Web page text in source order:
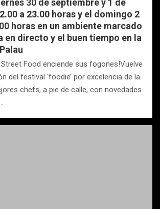
30 de septiembre y 1 de
a 23.00 horas y el domingo 2
horas en un ambiente marcado
en directo y el buen tiempo en la
Street Food enciende sus fogones!Vuelve
del festival ‘foodie’ por excelencia de la
chefs, a pie de calle, con novedades